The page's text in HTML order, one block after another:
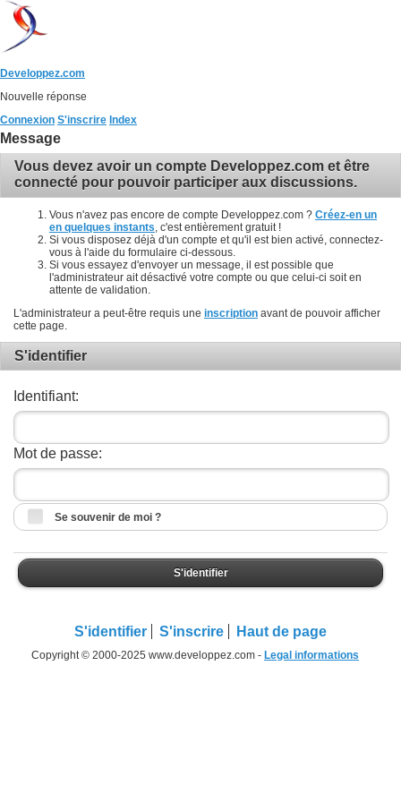
Developpez.com
Nouvelle réponse
Connexion S'inscrire Index
Message
Vous devez avoir un compte Developpez.com et être
connecté pour pouvoir participer aux discussions.
Vous n'avez pas encore de compte Developpez.com ? Créez-en un
en quelques instants , c'est entièrement gratuit !
Si vous disposez déjà d'un compte et qu'il est bien activé, connectez-
vous à l'aide du formulaire ci-dessous.
Si vous essayez d'envoyer un message, il est possible que
l'administrateur ait désactivé votre compte ou que celui-ci soit en
attente de validation.
L'administrateur a peut-être requis une inscription avant de pouvoir afficher
cette page.
S'identifier
Identifiant:
Mot de passe:
Se souvenir de moi ?
S'identifier
S'identifier S'inscrire Haut de page
Copyright © 2000-2025 www.developpez.com - Legal informations